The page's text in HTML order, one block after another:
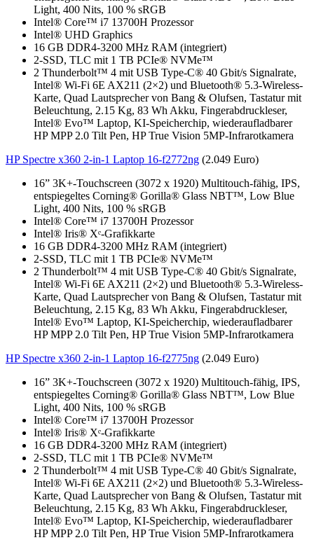
Light, 400 Nits, 100 % sRGB
Intel® Core™ i7 13700H Prozessor
Intel® UHD Graphics
16 GB DDR4-3200 MHz RAM (integriert)
2-SSD, TLC mit 1 TB PCIe® NVMe™
2 Thunderbolt™ 4 mit USB Type-C® 40 Gbit/s Signalrate,
Intel® Wi-Fi 6E AX211 (2×2) und Bluetooth® 5.3-Wireless-
Karte, Quad Lautsprecher von Bang & Olufsen, Tastatur mit
Beleuchtung, 2.15 Kg, 83 Wh Akku, Fingerabdruckleser,
Intel® Evo™ Laptop, KI-Speicherchip, wiederaufladbarer
HP MPP 2.0 Tilt Pen, HP True Vision 5MP-Infrarotkamera
HP Spectre x360 2-in-1 Laptop 16-f2772ng (2.049 Euro)
16” 3K+-Touchscreen (3072 x 1920) Multitouch-fähig, IPS,
entspiegeltes Corning® Gorilla® Glass NBT™, Low Blue
Light, 400 Nits, 100 % sRGB
Intel® Core™ i7 13700H Prozessor
Intel® Iris® Xᵉ-Grafikkarte
16 GB DDR4-3200 MHz RAM (integriert)
2-SSD, TLC mit 1 TB PCIe® NVMe™
2 Thunderbolt™ 4 mit USB Type-C® 40 Gbit/s Signalrate,
Intel® Wi-Fi 6E AX211 (2×2) und Bluetooth® 5.3-Wireless-
Karte, Quad Lautsprecher von Bang & Olufsen, Tastatur mit
Beleuchtung, 2.15 Kg, 83 Wh Akku, Fingerabdruckleser,
Intel® Evo™ Laptop, KI-Speicherchip, wiederaufladbarer
HP MPP 2.0 Tilt Pen, HP True Vision 5MP-Infrarotkamera
HP Spectre x360 2-in-1 Laptop 16-f2775ng (2.049 Euro)
16” 3K+-Touchscreen (3072 x 1920) Multitouch-fähig, IPS,
entspiegeltes Corning® Gorilla® Glass NBT™, Low Blue
Light, 400 Nits, 100 % sRGB
Intel® Core™ i7 13700H Prozessor
Intel® Iris® Xᵉ-Grafikkarte
16 GB DDR4-3200 MHz RAM (integriert)
2-SSD, TLC mit 1 TB PCIe® NVMe™
2 Thunderbolt™ 4 mit USB Type-C® 40 Gbit/s Signalrate,
Intel® Wi-Fi 6E AX211 (2×2) und Bluetooth® 5.3-Wireless-
Karte, Quad Lautsprecher von Bang & Olufsen, Tastatur mit
Beleuchtung, 2.15 Kg, 83 Wh Akku, Fingerabdruckleser,
Intel® Evo™ Laptop, KI-Speicherchip, wiederaufladbarer
HP MPP 2.0 Tilt Pen, HP True Vision 5MP-Infrarotkamera